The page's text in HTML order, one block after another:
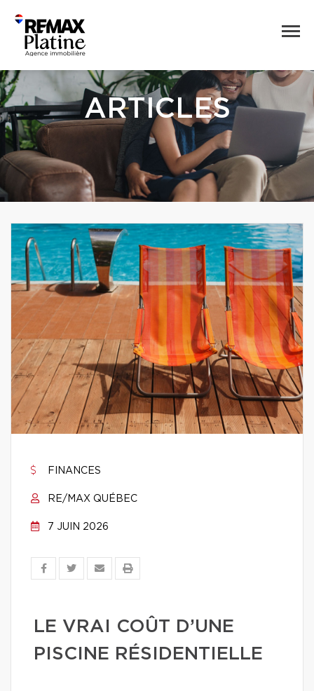
ARTICLES
FINANCES
RE/MAX QUÉBEC
7 JUIN 2026
LE VRAI COÛT D’UNE
PISCINE RÉSIDENTIELLE